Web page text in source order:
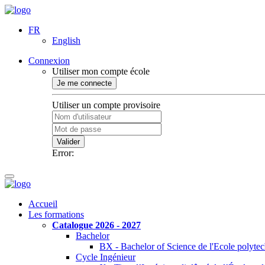
FR
English
Connexion
Utiliser mon compte école
Je me connecte
Utiliser un compte provisoire
Valider
Error:
Accueil
Les formations
Catalogue 2026 - 2027
Bachelor
BX - Bachelor of Science de l'Ecole
Cycle Ingénieur